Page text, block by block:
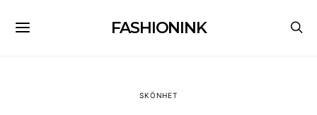
FASHIONINK
SKÖNHET